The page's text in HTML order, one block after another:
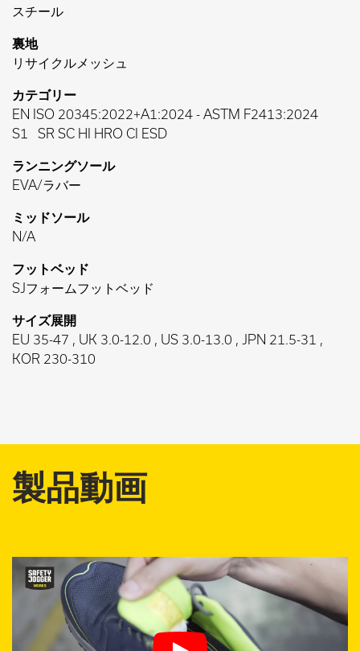
スチール
裏地
リサイクルメッシュ
カテゴリー
EN ISO 20345:2022+A1:2024 - ASTM F2413:2024
S1
SR SC HI HRO CI ESD
ランニングソール
EVA/ラバー
ミッドソール
N/A
フットベッド
SJフォームフットベッド
サイズ展開
EU 35-47 , UK 3.0-12.0 , US 3.0-13.0 , JPN 21.5-31 ,
KOR 230-310
製品動画